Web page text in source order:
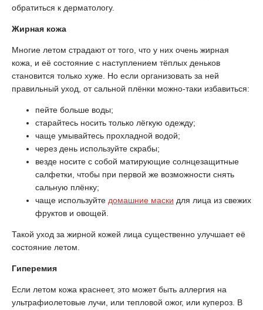
обратиться к дерматологу.
Жирная кожа
Многие летом страдают от того, что у них очень жирная
кожа, и её состояние с наступлением тёплых деньков
становится только хуже. Но если организовать за ней
правильный уход, от сальной плёнки можно-таки избавиться:
пейте больше воды;
старайтесь носить только лёгкую одежду;
чаще умывайтесь прохладной водой;
через день используйте скрабы;
везде носите с собой матирующие солнцезащитные
салфетки, чтобы при первой же возможности снять
сальную плёнку;
чаще используйте домашние маски для лица из свежих
фруктов и овощей.
Такой уход за жирной кожей лица существенно улучшает её
состояние летом.
Гиперемия
Если летом кожа краснеет, это может быть аллергия на
ультрафиолетовые лучи, или тепловой ожог, или купероз. В